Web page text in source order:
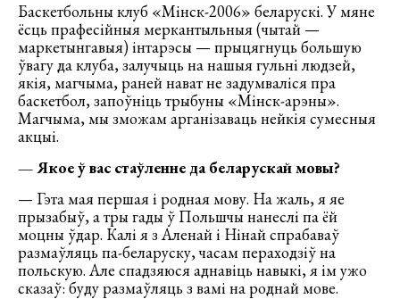
Баскетбольны клуб «Мінск-2006» беларускі. У мяне
ёсць прафесійныя меркантыльныя (чытай —
маркетынгавыя) інтарэсы — прыцягнуць большую
ўвагу да клуба, залучыць на нашыя гульні людзей,
якія, магчыма, раней нават не задумваліся пра
баскетбол, запоўніць трыбуны «Мінск-арэны».
Магчыма, мы зможам арганізаваць нейкія сумесныя
акцыі.
— Якое ў вас стаўленне да беларускай мовы?
— Гэта мая першая і родная мову. На жаль, я яе
прызабыў, а тры гады ў Польшчы нанеслі па ёй
моцны ўдар. Калі я з Аленай і Нінай спрабаваў
размаўляць па-беларуску, часам пераходзіў на
польскую. Але спадзяюся аднавіць навыкі, я ім ужо
сказаў: буду размаўляць з вамі на роднай мове.